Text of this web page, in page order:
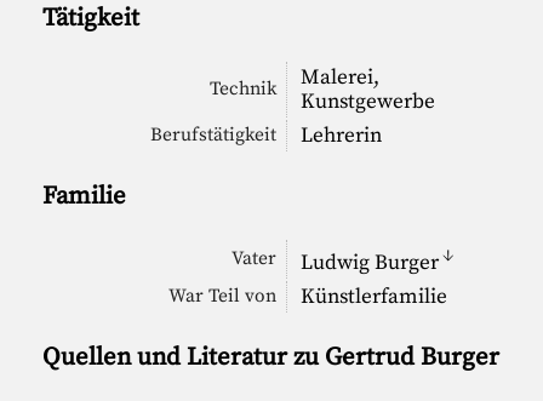
Tätigkeit
Technik
Malerei,
Kunstgewerbe
Berufstätigkeit Lehrerin
Familie
Vater Ludwig Burger↓
War Teil von Künstlerfamilie
Quellen und Literatur zu Gertrud Burger